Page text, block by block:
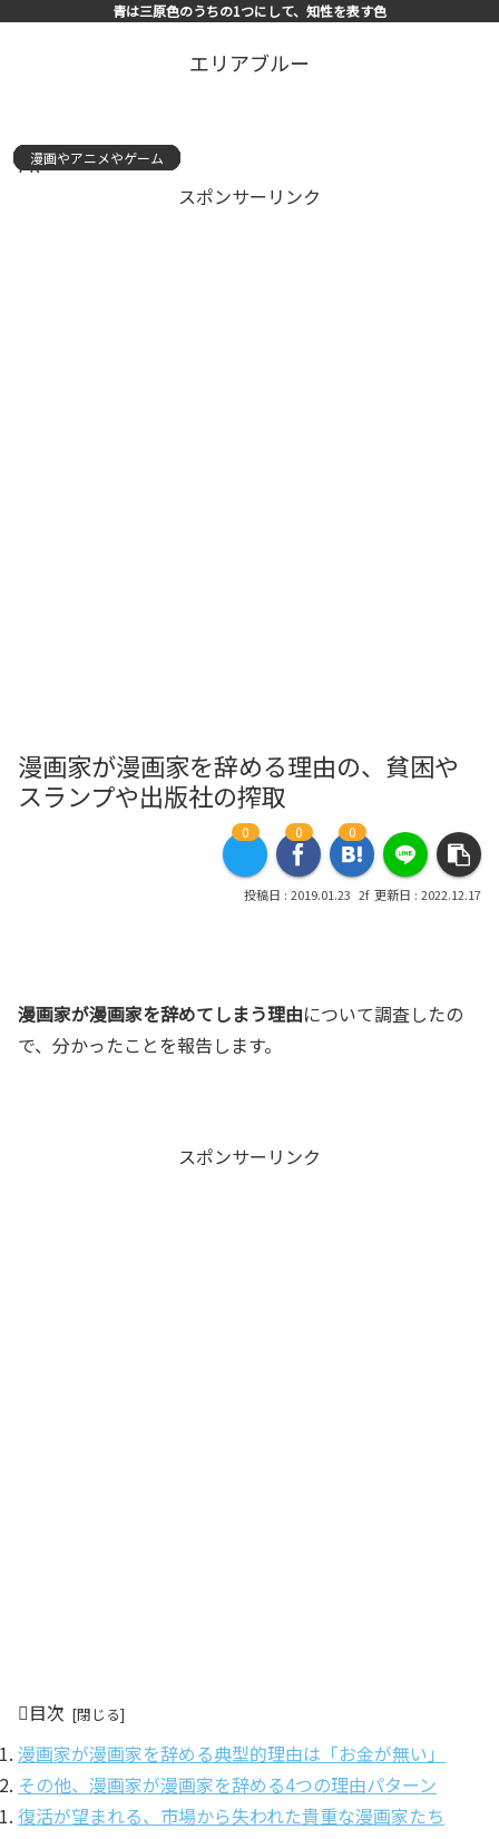
青は三原色のうちの1つにして、知性を表す色
エリアブルー
PR
スポンサーリンク
漫画家が漫画家を辞める理由の、貧困や
スランプや出版社の搾取
0 0 0
2019.01.23 2022.12.17
漫画家が漫画家を辞めてしまう理由について調査したの
で、分かったことを報告します。
スポンサーリンク
目次
漫画家が漫画家を辞める典型的理由は「お金が無い」
その他、漫画家が漫画家を辞める4つの理由パターン
復活が望まれる、市場から失われた貴重な漫画家たち
漫画やアニメやゲーム
漫画やアニメやゲーム
漫画やアニメやゲーム
漫画やアニメやゲーム
漫画やアニメやゲーム
漫画やアニメやゲーム
漫画やアニメやゲーム
漫画やアニメやゲーム
漫画やアニメやゲーム
漫画やアニメやゲーム
漫画やアニメやゲーム
漫画やアニメやゲーム
漫画やアニメやゲーム
漫画やアニメやゲーム
漫画やアニメやゲーム